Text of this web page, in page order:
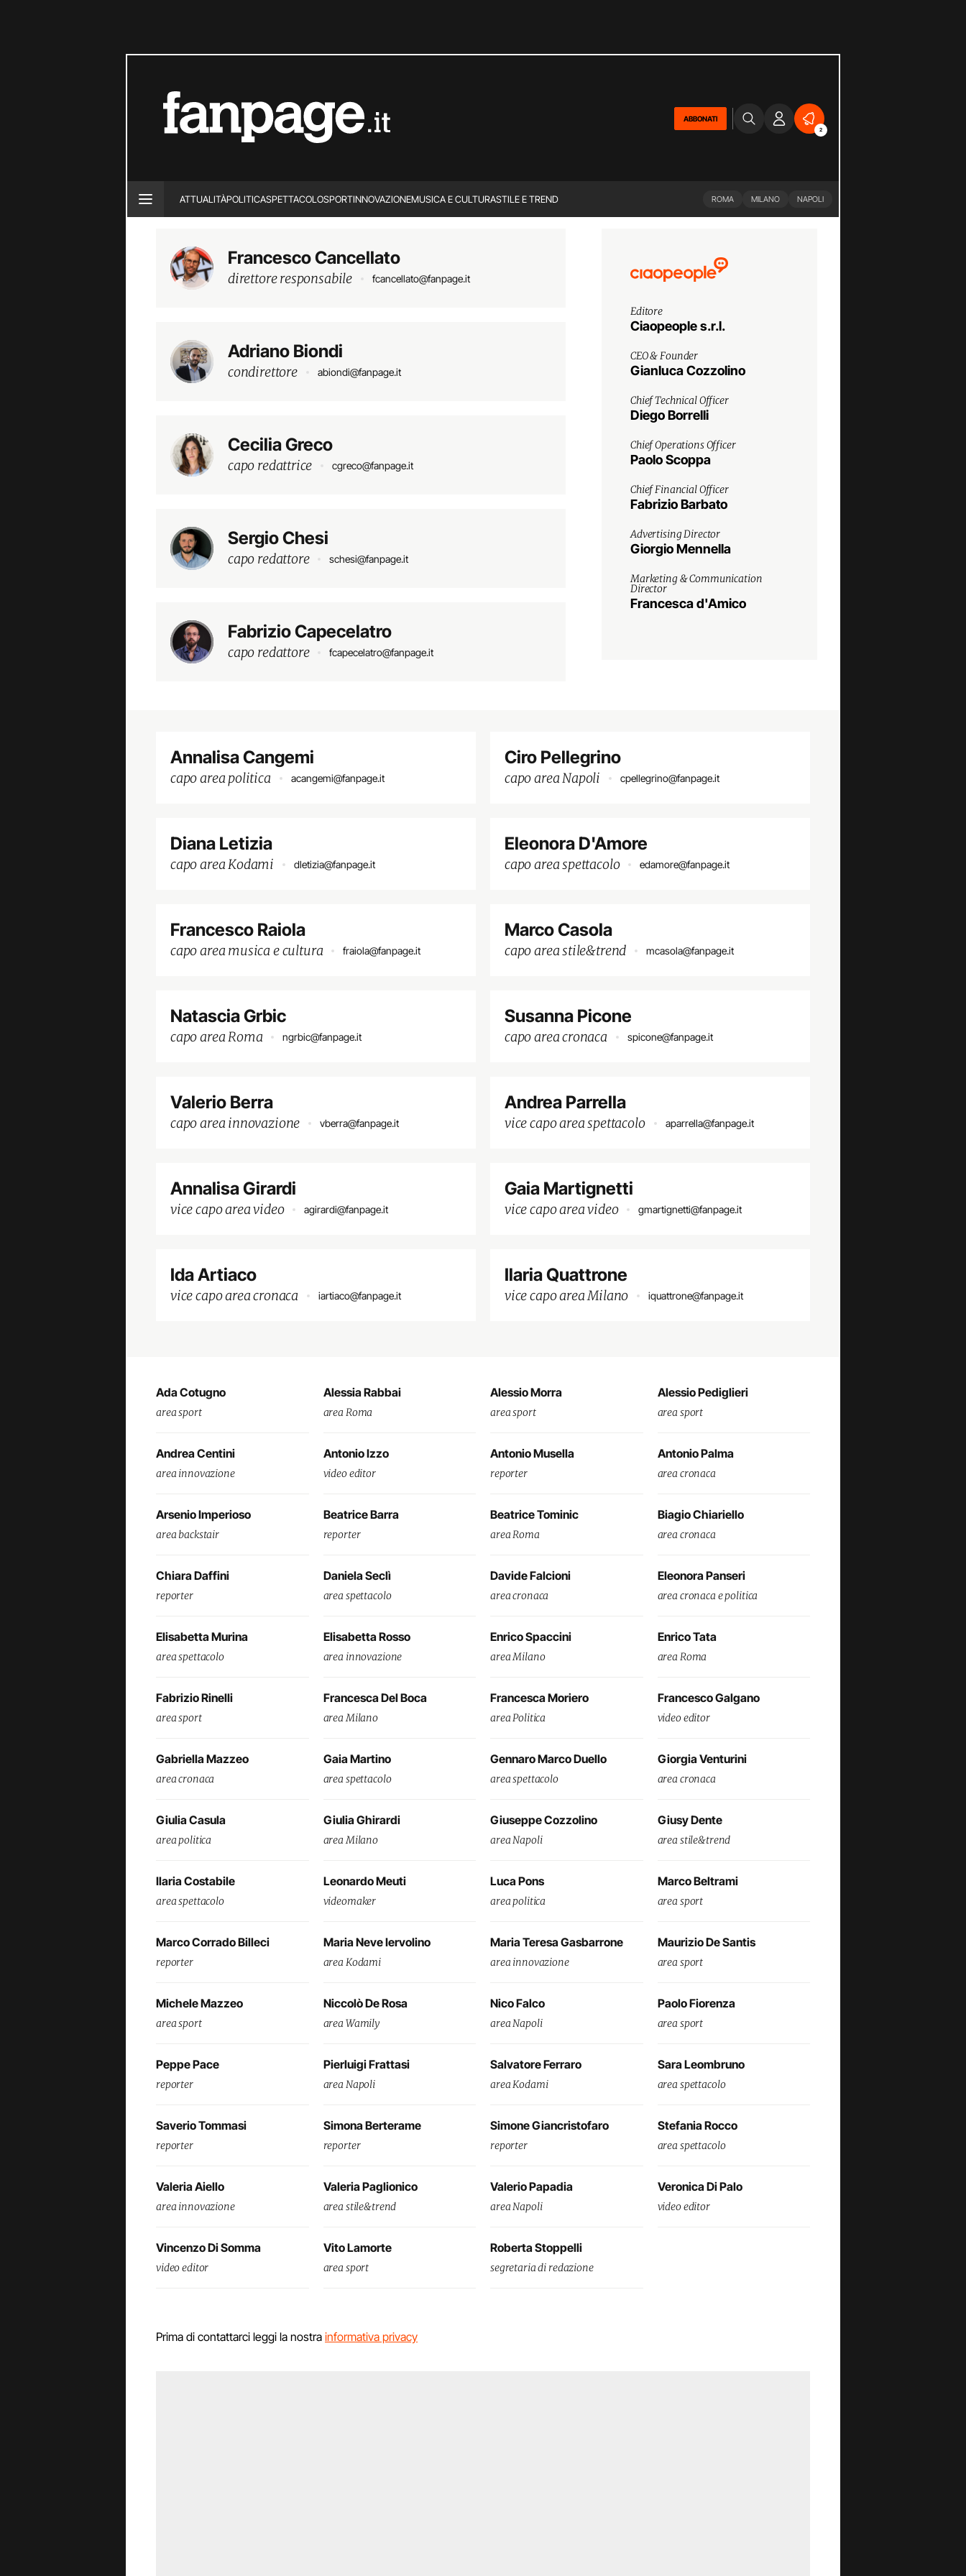
ABBONATI
2
ATTUALITÀPOLITICASPETTACOLOSPORTINNOVAZIONEMUSICA E CULTURASTILE E TREND ROMA MILANO NAPOLI
Francesco Cancellato
direttore responsabile fcancellato@fanpage.it
Adriano Biondi
condirettore abiondi@fanpage.it
Cecilia Greco
capo redattrice cgreco@fanpage.it
Sergio Chesi
capo redattore schesi@fanpage.it
Fabrizio Capecelatro
capo redattore fcapecelatro@fanpage.it
Annalisa Cangemi
capo area politica acangemi@fanpage.it
Ciro Pellegrino
capo area Napoli cpellegrino@fanpage.it
Diana Letizia
capo area Kodami dletizia@fanpage.it
Eleonora D'Amore
capo area spettacolo edamore@fanpage.it
Francesco Raiola
capo area musica e cultura fraiola@fanpage.it
Marco Casola
capo area stile&trend mcasola@fanpage.it
Natascia Grbic
capo area Roma ngrbic@fanpage.it
Susanna Picone
capo area cronaca spicone@fanpage.it
Valerio Berra
capo area innovazione vberra@fanpage.it
Andrea Parrella
vice capo area spettacolo aparrella@fanpage.it
Annalisa Girardi
vice capo area video agirardi@fanpage.it
Gaia Martignetti
vice capo area video gmartignetti@fanpage.it
Ida Artiaco
vice capo area cronaca iartiaco@fanpage.it
Ilaria Quattrone
vice capo area Milano iquattrone@fanpage.it
Ada Cotugno
area sport
Alessia Rabbai
area Roma
Alessio Morra
area sport
Alessio Pediglieri
area sport
Andrea Centini
area innovazione
Antonio Izzo
video editor
Antonio Musella
reporter
Antonio Palma
area cronaca
Arsenio Imperioso
area backstair
Beatrice Barra
reporter
Beatrice Tominic
area Roma
Biagio Chiariello
area cronaca
Chiara Daffini
reporter
Daniela Seclì
area spettacolo
Davide Falcioni
area cronaca
Eleonora Panseri
area cronaca e politica
Elisabetta Murina
area spettacolo
Elisabetta Rosso
area innovazione
Enrico Spaccini
area Milano
Enrico Tata
area Roma
Fabrizio Rinelli
area sport
Francesca Del Boca
area Milano
Francesca Moriero
area Politica
Francesco Galgano
video editor
Gabriella Mazzeo
area cronaca
Gaia Martino
area spettacolo
Gennaro Marco Duello
area spettacolo
Giorgia Venturini
area cronaca
Giulia Casula
area politica
Giulia Ghirardi
area Milano
Giuseppe Cozzolino
area Napoli
Giusy Dente
area stile&trend
Ilaria Costabile
area spettacolo
Leonardo Meuti
videomaker
Luca Pons
area politica
Marco Beltrami
area sport
Marco Corrado Billeci
reporter
Maria Neve Iervolino
area Kodami
Maria Teresa Gasbarrone
area innovazione
Maurizio De Santis
area sport
Michele Mazzeo
area sport
Niccolò De Rosa
area Wamily
Nico Falco
area Napoli
Paolo Fiorenza
area sport
Peppe Pace
reporter
Pierluigi Frattasi
area Napoli
Salvatore Ferraro
area Kodami
Sara Leombruno
area spettacolo
Saverio Tommasi
reporter
Simona Berterame
reporter
Simone Giancristofaro
reporter
Stefania Rocco
area spettacolo
Valeria Aiello
area innovazione
Valeria Paglionico
area stile&trend
Valerio Papadia
area Napoli
Veronica Di Palo
video editor
Vincenzo Di Somma
video editor
Vito Lamorte
area sport
Roberta Stoppelli
segretaria di redazione
Prima di contattarci leggi la nostra informativa privacy
Editore
Ciaopeople s.r.l.
CEO & Founder
Gianluca Cozzolino
Chief Technical Officer
Diego Borrelli
Chief Operations Officer
Paolo Scoppa
Chief Financial Officer
Fabrizio Barbato
Advertising Director
Giorgio Mennella
Marketing & Communication
Director
Francesca d'Amico